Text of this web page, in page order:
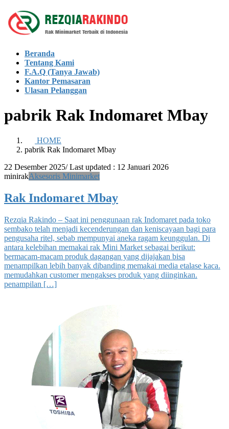
Skip
to
the
Skip
to
the
Beranda
Tentang Kami
F.A.Q (Tanya Jawab)
Kantor Pemasaran
Ulasan Pelanggan
pabrik Rak Indomaret Mbay
HOME
pabrik Rak Indomaret Mbay
22 Desember 2025/ Last updated : 12 Januari 2026
minirakAksesoris Minimarket
Rak Indomaret Mbay
Rezqia Rakindo – Saat ini penggunaan rak Indomaret pada toko
sembako telah menjadi kecenderungan dan keniscayaan bagi para
pengusaha ritel, sebab mempunyai aneka ragam keunggulan. Di
antara kelebihan memakai rak Mini Market sebagai berikut:
bermacam-macam produk dagangan yang dijajakan bisa
menampilkan lebih banyak dibanding memakai media etalase kaca.
memudahkan customer mengakses produk yang diinginkan.
penampilan […]